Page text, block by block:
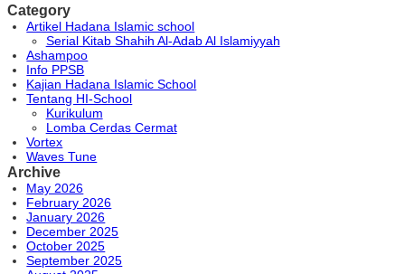
Category
Artikel Hadana Islamic school
Serial Kitab Shahih Al-Adab Al Islamiyyah
Ashampoo
Info PPSB
Kajian Hadana Islamic School
Tentang HI-School
Kurikulum
Lomba Cerdas Cermat
Vortex
Waves Tune
Archive
May 2026
February 2026
January 2026
December 2025
October 2025
September 2025